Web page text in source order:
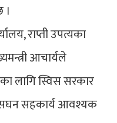
।
राप्ती उपत्यका
आचार्यले
लागि स्विस सरकार
सहकार्य आवश्यक